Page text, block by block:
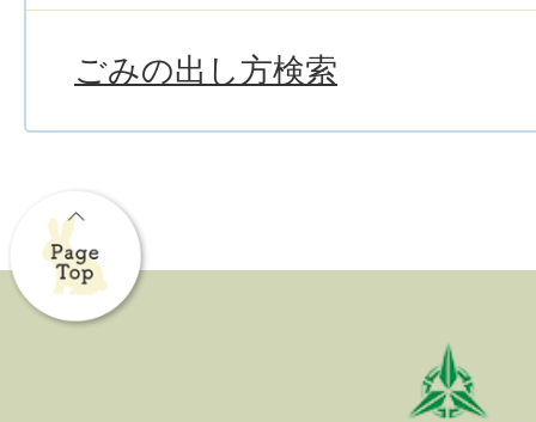
ごみの出し方検索